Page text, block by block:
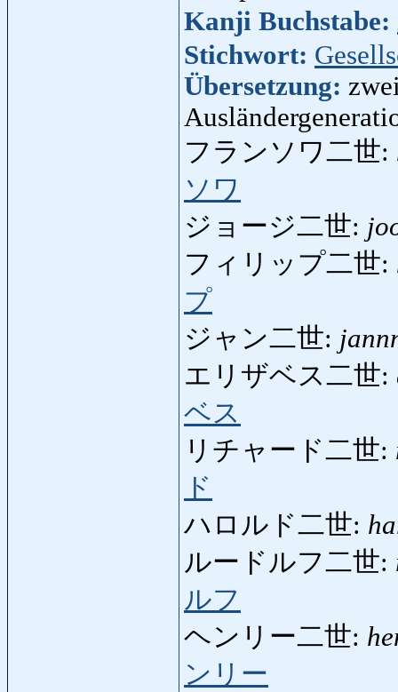
Kanji Buchstabe:
Stichwort:
Übersetzung:
フランソワ二世:
ソワ
ジョージ二世:
フィリップ二世:
プ
ジャン二世:
エリザベス二世:
ベス
リチャード二世:
ド
ハロルド二世:
ルードルフ二世:
ルフ
ヘンリー二世:
ンリー